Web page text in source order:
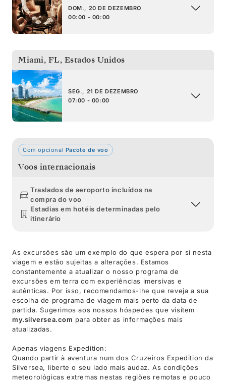
DOM., 20 DE DEZEMBRO
00:00 - 00:00
Miami, FL, Estados Unidos
SEG., 21 DE DEZEMBRO
07:00 - 00:00
Com opcional Pacote de voo
Voos internacionais
Traslados de aeroporto incluídos na
compra do voo
Estadias em hotéis determinadas pelo
itinerário
As excursões são um exemplo do que espera por si nesta
viagem e estão sujeitas a alterações. Estamos
constantemente a atualizar o nosso programa de
excursões em terra com experiências imersivas e
autênticas. Por isso, recomendamos-lhe que reveja a sua
escolha de programa de viagem mais perto da data de
partida. Sugerimos aos nossos hóspedes que visitem
my.silversea.com para obter as informações mais
atualizadas.
Apenas viagens Expedition:
Quando partir à aventura num dos Cruzeiros Expedition da
Silversea, liberte o seu lado mais audaz. As condições
meteorológicas extremas nestas regiões remotas e pouco